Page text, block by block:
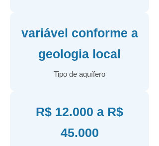
variável conforme a
geologia local
Tipo de aquífero
R$ 12.000 a R$
45.000